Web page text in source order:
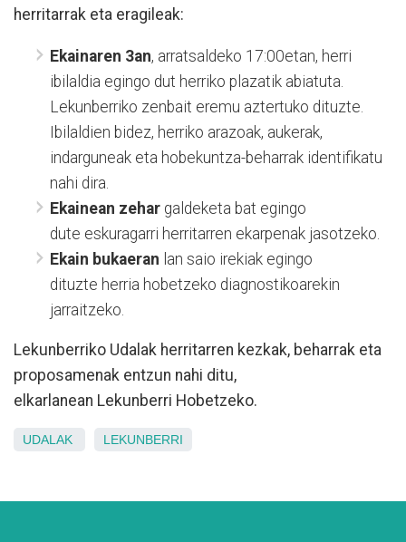
herritarrak eta eragileak:
Ekainaren 3an, arratsaldeko 17:00etan, herri
ibilaldia egingo dut herriko plazatik abiatuta.
Lekunberriko zenbait eremu aztertuko dituzte.
Ibilaldien bidez, herriko arazoak, aukerak,
indarguneak eta hobekuntza-beharrak identifikatu
nahi dira.
Ekainean zehar galdeketa bat egingo
dute eskuragarri herritarren ekarpenak jasotzeko.
Ekain bukaeran lan saio irekiak egingo
dituzte herria hobetzeko diagnostikoarekin
jarraitzeko.
Lekunberriko Udalak herritarren kezkak, beharrak eta
proposamenak entzun nahi ditu,
elkarlanean Lekunberri Hobetzeko.
UDALAK LEKUNBERRI